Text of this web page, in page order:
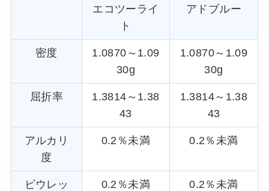
エコツーライ
ト
アドブルー
密度
1.0870～1.09
30g
1.0870～1.09
30g
屈折率
1.3814～1.38
43
1.3814～1.38
43
アルカリ
度
0.2％未満 0.2％未満
ビウレッ
0.2％未満 0.2％未満